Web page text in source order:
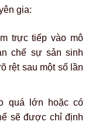
gia:
trực tiếp vào mô
chế sự sản sinh
rệt sau một số lần
quá lớn hoặc có
sẽ được chỉ định